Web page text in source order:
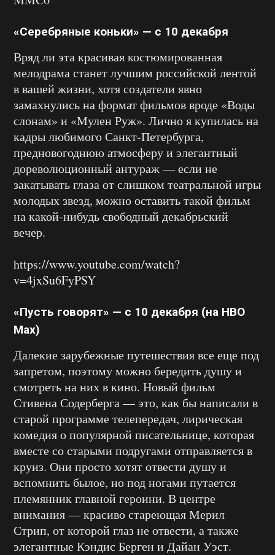
«Серебряные коньки» — с 10 декабря
Вряд ли эта красивая костюмированная
мелодрама станет лучшим российской лентой
в вашей жизни, хотя создатели явно
замахнулись на формат фильмов вроде «Воды
слонам» и «Мулен Руж». Лично я купилась на
кадры любимого Санкт-Петербурга,
предновогоднюю атмосферу и элегантный
дореволюционный антураж — если не
закатывать глаза от слишком театральной игры
молодых звезд, можно оставить такой фильм
на какой-нибудь свободный декабрьский
вечер.
https://www.youtube.com/watch?
v=4jxSu6FyPSY
«Пусть говорят» — с 10 декабря (на HBO
Max)
Далекие зарубежные путешествия все еще под
запретом, поэтому можно бередить душу и
смотреть на них в кино. Новый фильм
Стивена Содерберга — это, как бы написали в
старой программе телепередач, лирическая
комедия о популярной писательнице, которая
вместе со старыми подругами отправляется в
круиз. Они просто хотят отвести душу и
вспомнить былое, но под ногами путается
племянник главной героини. В центре
внимания — красиво стареющая Мерил
Стрип, от которой глаз не отвести, а также
элегантные Кэндис Берген и Дайан Уэст.